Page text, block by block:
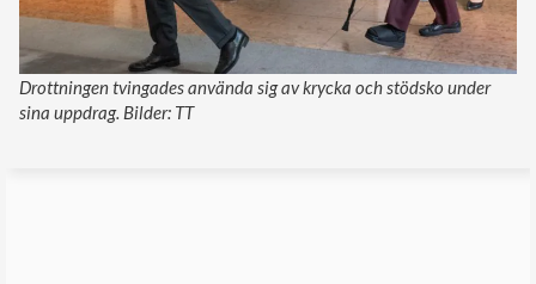
Drottningen tvingades använda sig av krycka och stödsko under
sina uppdrag. Bilder: TT